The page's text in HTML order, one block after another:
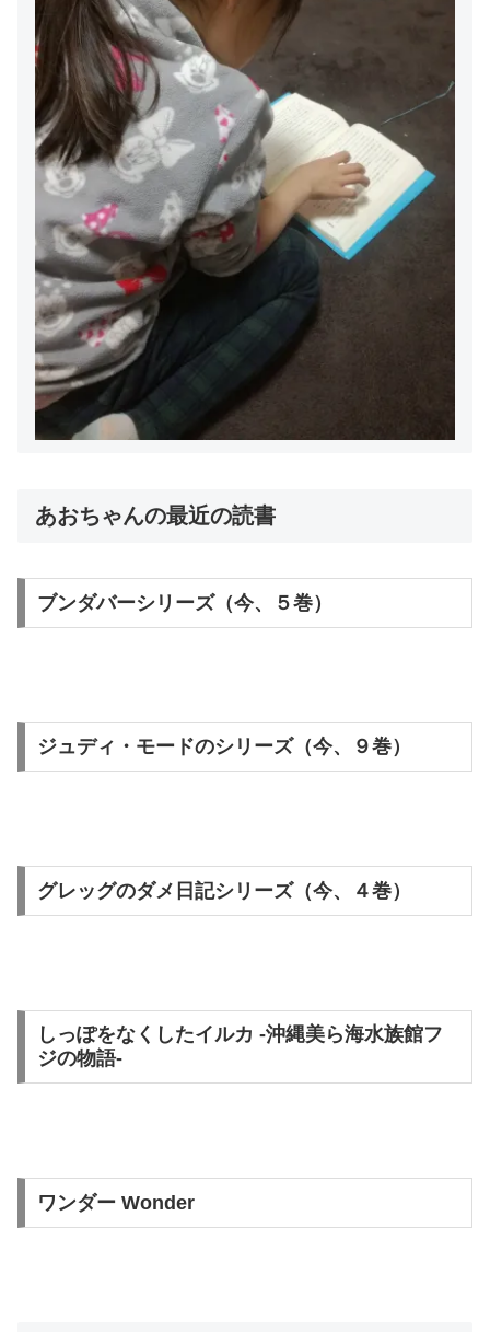
あおちゃんの最近の読書
ブンダバーシリーズ（今、５巻）
ジュディ・モードのシリーズ（今、９巻）
グレッグのダメ日記シリーズ（今、４巻）
しっぽをなくしたイルカ -沖縄美ら海水族館フ
ジの物語-
ワンダー Wonder